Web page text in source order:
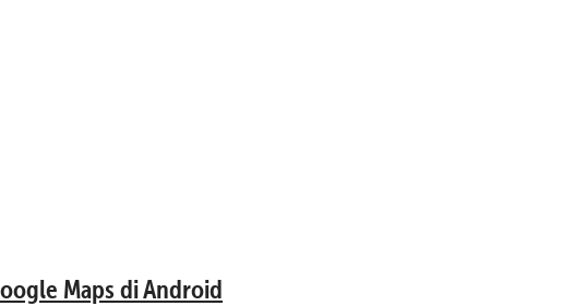
Maps di Android